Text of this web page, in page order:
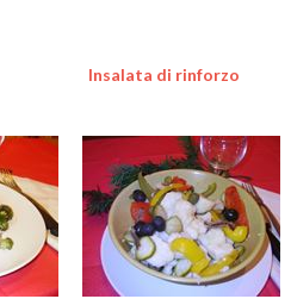
Insalata di rinforzo